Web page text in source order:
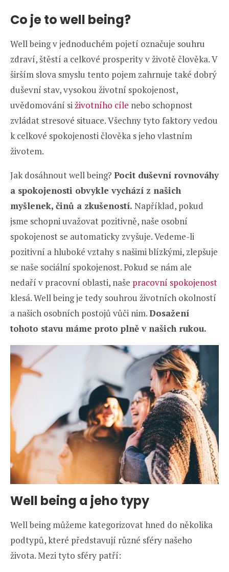
Co je to well being?
Well being v jednoduchém pojetí označuje souhru
zdraví, štěstí a celkové prosperity v životě člověka. V
širším slova smyslu tento pojem zahrnuje také dobrý
duševní stav, vysokou životní spokojenost,
uvědomování siživotního cíle nebo schopnost
zvládat stresové situace. Všechny tyto faktory vedou
k celkové spokojenosti člověka s jeho vlastním
životem.
Jak dosáhnout well being? Pocit duševní rovnováhy
a spokojenosti obvykle vychází z našich
myšlenek, činů a zkušeností. Například, pokud
jsme schopni uvažovat pozitivně, naše osobní
spokojenost se automaticky zvyšuje. Vedeme-li
pozitivní a hluboké vztahy s našimi blízkými, zlepšuje
se naše sociální spokojenost. Pokud se nám ale
nedaří v pracovní oblasti, naše pracovní spokojenost
klesá. Well being je tedy souhrou životních okolností
a našich osobních postojů vůči nim.Dosažení
tohoto stavu máme proto plně v našich rukou.
Well being a jeho typy
Well being můžeme kategorizovat hned do několika
podtypů, které představují různé sféry našeho
života. Mezi tyto sféry patří: